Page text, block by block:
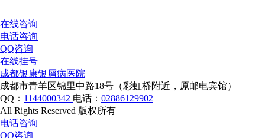
在线咨询
电话咨询
QQ咨询
在线挂号
成都银康银屑病医院
成都市青羊区锦里中路18号（彩虹桥附近，原邮电宾馆）
QQ： 1144000342 电话： 02886129902
All Rights Reserved 版权所有
电话咨询
QQ咨询